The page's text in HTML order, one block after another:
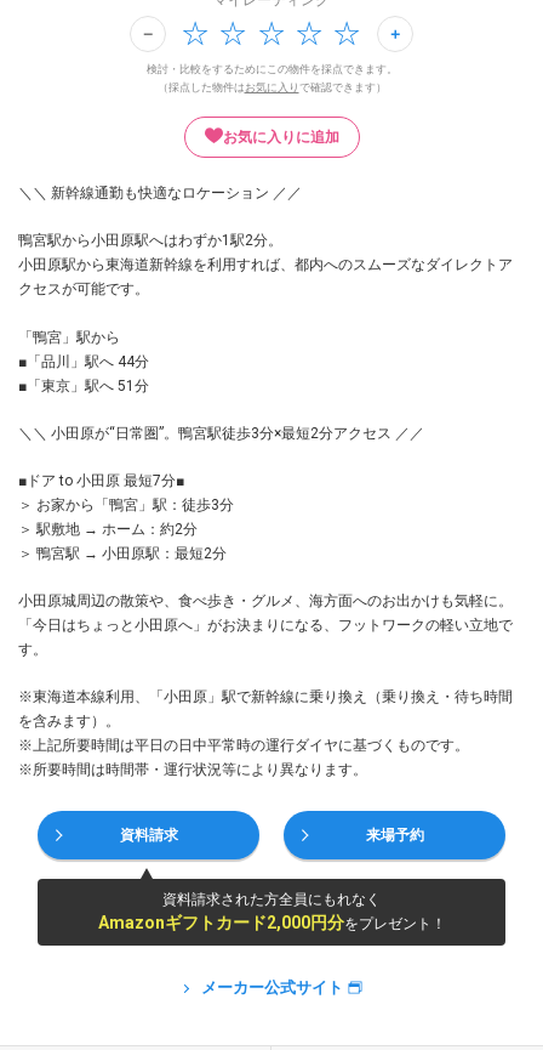
検討・比較をするためにこの物件を採点できます。
（採点した物件は お気に入り で確認できます）
お気に入りに追加
＼＼ 新幹線通勤も快適なロケーション ／／
鴨宮駅から小田原駅へはわずか1駅2分。
小田原駅から東海道新幹線を利用すれば、都内へのスムーズなダイレクトア
クセスが可能です。
「鴨宮」駅から
■「品川」駅へ 44分
■「東京」駅へ 51分
＼＼ 小田原が“日常圏”。鴨宮駅徒歩3分×最短2分アクセス ／／
■ドア to 小田原 最短7分■
＞ お家から「鴨宮」駅：徒歩3分
＞ 駅敷地 → ホーム：約2分
＞ 鴨宮駅 → 小田原駅：最短2分
小田原城周辺の散策や、食べ歩き・グルメ、海方面へのお出かけも気軽に。
「今日はちょっと小田原へ」がお決まりになる、フットワークの軽い立地で
す。
※東海道本線利用、「小田原」駅で新幹線に乗り換え（乗り換え・待ち時間
を含みます）。
※上記所要時間は平日の日中平常時の運行ダイヤに基づくものです。
※所要時間は時間帯・運行状況等により異なります。
資料請求 来場予約
資料請求された方全員にもれなく
Amazonギフトカード2,000円分をプレゼント！
メーカー公式サイト